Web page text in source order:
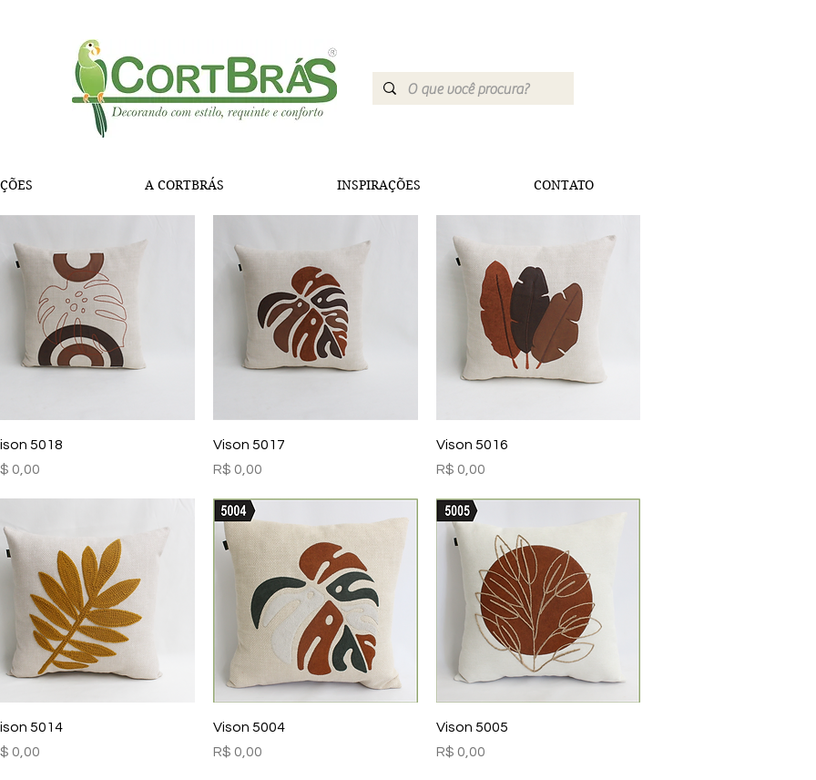
A CORTBRÁS INSPIRAÇÕES CONTATO
Visualização rápida
5018
0,00
Visualização rápida
Vison 5017
Preço
R$ 0,00
Visualização rápida
Vison 5016
Preço
R$ 0,00
Visualização rápida
5014
0,00
Visualização rápida
Vison 5004
Preço
R$ 0,00
Visualização rápida
Vison 5005
Preço
R$ 0,00